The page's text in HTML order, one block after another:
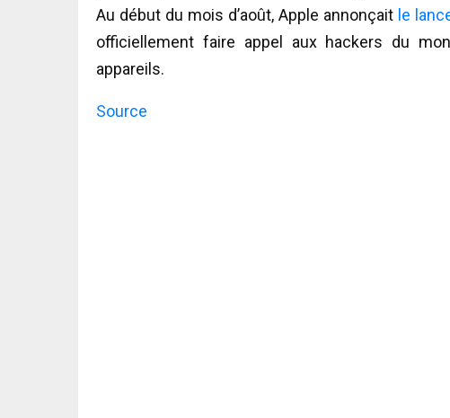
Au début du mois d’août, Apple annonçait le
officiellement faire appel aux hackers du
appareils.
Source